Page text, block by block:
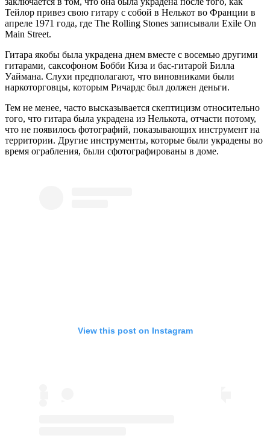
Тейлор привез свою гитару с собой в Нелькот во Франции в
апреле 1971 года, где The Rolling Stones записывали Exile On
Main Street.
Гитара якобы была украдена днем вместе с восемью другими
гитарами, саксофоном Бобби Киза и бас-гитарой Билла
Уаймана. Слухи предполагают, что виновниками были
наркоторговцы, которым Ричардс был должен деньги.
Тем не менее, часто высказывается скептицизм относительно
того, что гитара была украдена из Нелькота, отчасти потому,
что не появилось фотографий, показывающих инструмент на
территории. Другие инструменты, которые были украдены во
время ограбления, были сфотографированы в доме.
View this post on Instagram